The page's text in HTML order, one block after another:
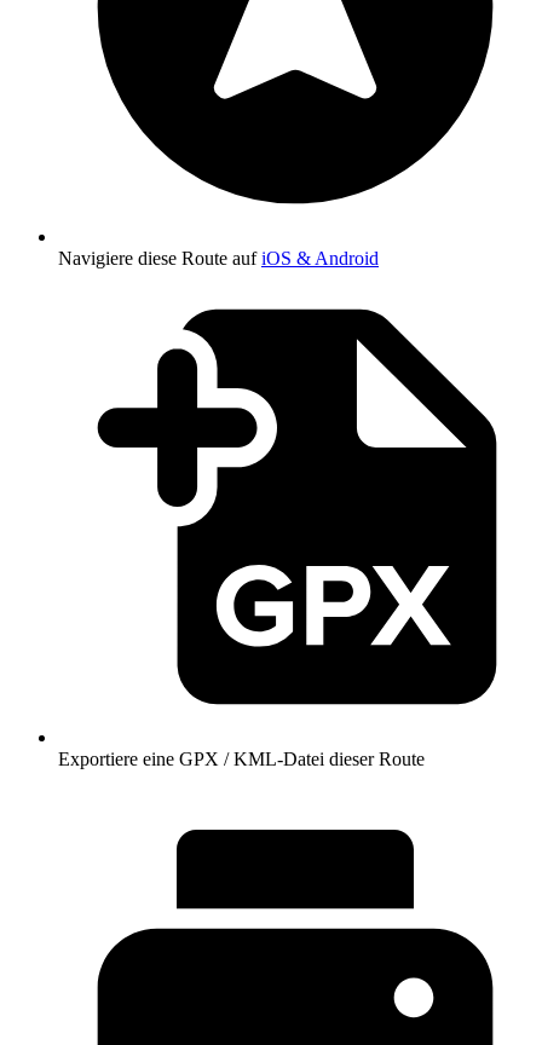
Navigiere diese Route aufiOS & Android
Exportiere eine GPX / KML-Datei dieser Route